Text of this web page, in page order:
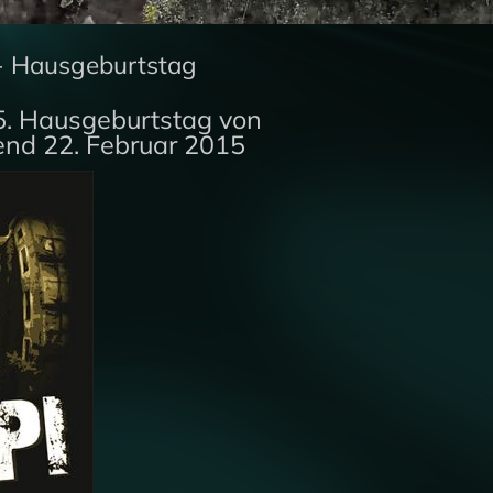
Hausgeburtstag
Hausgeburtstag von
22. Februar 2015